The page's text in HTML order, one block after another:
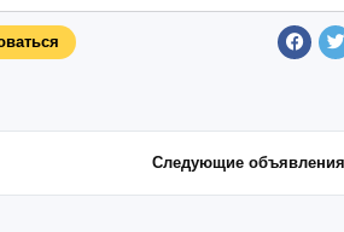
Cледующие объявления